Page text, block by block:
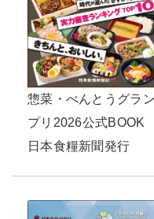
惣菜・べんとうグラン
プリ2026公式BOOK
日本食糧新聞発行